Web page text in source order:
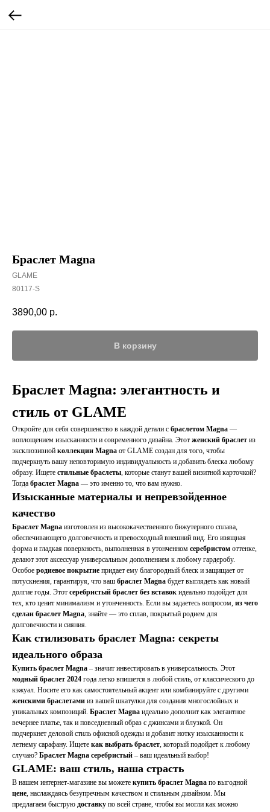
Браслет Magna
GLAME
80117-S
3890,00 р.
В корзину
Браслет Magna: элегантность и
стиль от GLAME
Откройте для себя совершенство в каждой детали с браслетом Magna —
воплощением изысканности и современного дизайна. Этот женский браслет из
эксклюзивной коллекции Magna от GLAME создан для того, чтобы
подчеркнуть вашу неповторимую индивидуальность и добавить блеска любому
образу. Ищете стильные браслеты, которые станут вашей визитной карточкой?
Тогда браслет Magna — это именно то, что вам нужно.
Изысканные материалы и непревзойденное
качество
Браслет Magna изготовлен из высококачественного бижутерного сплава,
обеспечивающего долговечность и превосходный внешний вид. Его изящная
форма и гладкая поверхность, выполненная в утонченном серебристом оттенке,
делают этот аксессуар универсальным дополнением к любому гардеробу.
Особое родиевое покрытие придает ему благородный блеск и защищает от
потускнения, гарантируя, что ваш браслет Magna будет выглядеть как новый
долгие годы. Этот серебристый браслет без вставок идеально подойдет для
тех, кто ценит минимализм и утонченность. Если вы задаетесь вопросом, из чего
сделан браслет Magna, знайте — это сплав, покрытый родием для
долговечности и сияния.
Как стилизовать браслет Magna: секреты
идеального образа
Купить браслет Magna – значит инвестировать в универсальность. Этот
модный браслет 2024 года легко впишется в любой стиль, от классического до
кэжуал. Носите его как самостоятельный акцент или комбинируйте с другими
женскими браслетами из вашей шкатулки для создания многослойных и
уникальных композиций. Браслет Magna идеально дополнит как элегантное
вечернее платье, так и повседневный образ с джинсами и блузкой. Он
подчеркнет деловой стиль офисной одежды и добавит нотку изысканности к
летнему сарафану. Ищете как выбрать браслет, который подойдет к любому
случаю? Браслет Magna серебристый – ваш идеальный выбор!
GLAME: ваш стиль, наша страсть
В нашем интернет-магазине вы можете купить браслет Magna по выгодной
цене, наслаждаясь безупречным качеством и стильным дизайном. Мы
предлагаем быструю доставку по всей стране, чтобы вы могли как можно